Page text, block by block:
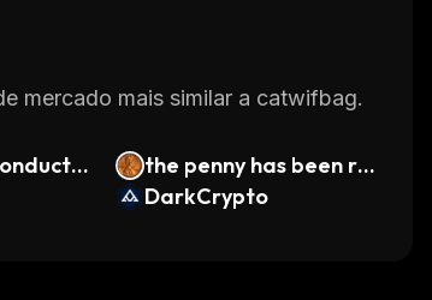
mercado mais similar a catwifbag.
Tok
the penny has been re
tired
DarkCrypto